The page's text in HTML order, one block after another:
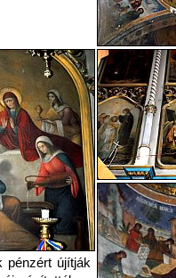
pénzért újítják